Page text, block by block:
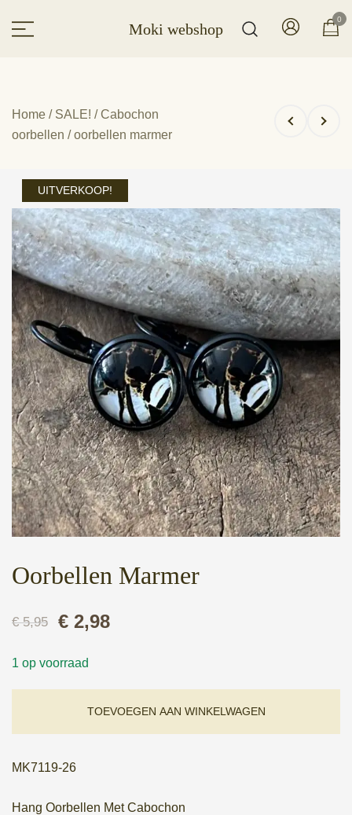
naar
Moki webshop
0
Home / SALE! /Cabochon
oorbellen / oorbellen marmer
UITVERKOOP!
Oorbellen Marmer
€5,95
Oorspronkelijke
€ 5,95.
€ 2,98Huidige
€ 2,98.
1 op voorraad
TOEVOEGEN AAN WINKELWAGEN
MK7119-26
Hang Oorbellen Met Cabochon